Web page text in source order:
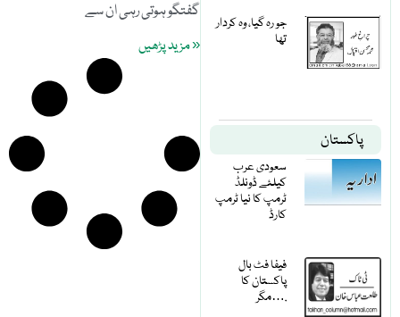
جو رہ گیا، وہ کردار
تھا
پاکستان
سعودی عرب
کیلئے ڈونلڈ
ٹرمپ کا نیا ٹرمپ
کارڈ
فیفا فٹ بال
پاکستان کا
مگر….
گفتگو ہوتی رہی ان سے
« مزید پڑھیں